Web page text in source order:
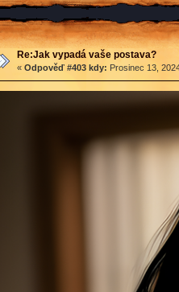
Re:Jak vypadá vaše postava?
« Odpověď #403 kdy: Prosinec 13,